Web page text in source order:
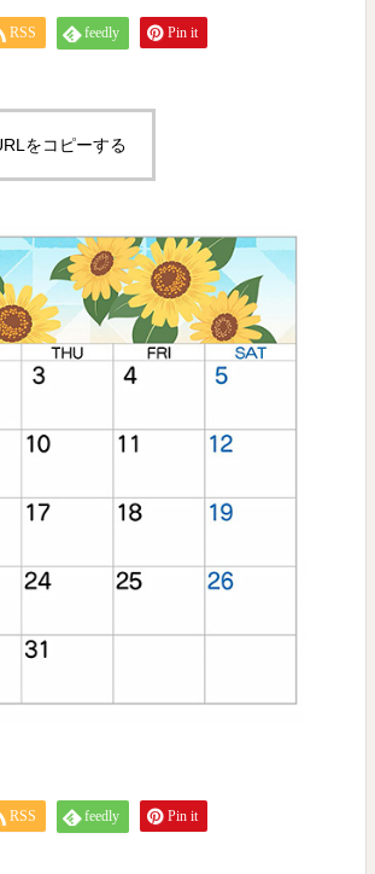
RSS feedly Pin it
をコピーする
RSS feedly Pin it